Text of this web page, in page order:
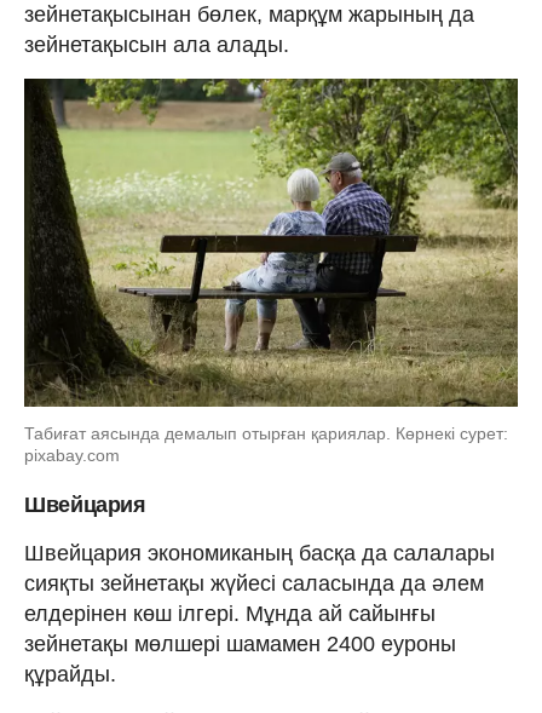
зейнетақысынан бөлек, марқұм жарының да
зейнетақысын ала алады.
Табиғат аясында демалып отырған қариялар. Көрнекі сурет:
pixabay.com
Швейцария
Швейцария экономиканың басқа да салалары
сияқты зейнетақы жүйесі саласында да әлем
елдерінен көш ілгері. Мұнда ай сайынғы
зейнетақы мөлшері шамамен 2400 еуроны
құрайды.